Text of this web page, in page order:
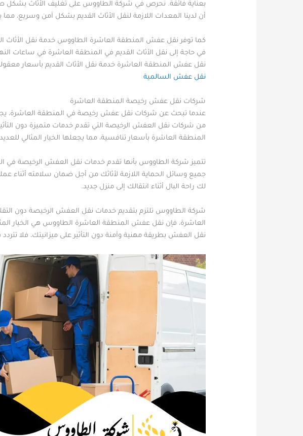
بعناية فائقة. نحرص في شركة الطاووس على تغليف الأثاث بشكل
أن لدينا المعدات اللازمة لنقل الأثاث القديم بشكل آمن وسريع،
كما توفر نقل عفش المنطقة العاشرة الطاووس خدمة نقل الأثاث
في حاجة إلى نقل الأثاث القديم في المنطقة العاشرة في ساعات
نقل عفش المنطقة العاشرة خدمة نقل الأثاث القديم بأسعار
نقل عفش السالمية
شركات نقل عفش رخيصة المنطقة العاشرة
عندما تبحث عن شركات نقل عفش رخيصة في المنطقة العاشرة،
من شركات نقل العفش الرخيصة التي تقدم خدمات متميزة دون
المنطقة العاشرة بأسعار تنافسية، مما يجعلها الخيار
تتميز شركة الطاووس بأنها تقدم خدمات نقل العفش الرخيصة في
جميع وسائل الحماية اللازمة لأثاثك من أجل ضمان سلامته أثناء
لك راحة البال أثناء انتقالك إلى منزل جديد.
شركة الطاووس تلتزم بتقديم خدمات نقل العفش الرخيصة دون
العاشرة، فإن نقل عفش المنطقة العاشرة الطاووس هي الخيار
نقل العفش بطريقة مهنية وآمنة دون التأثير على ميزانيتك، فلا